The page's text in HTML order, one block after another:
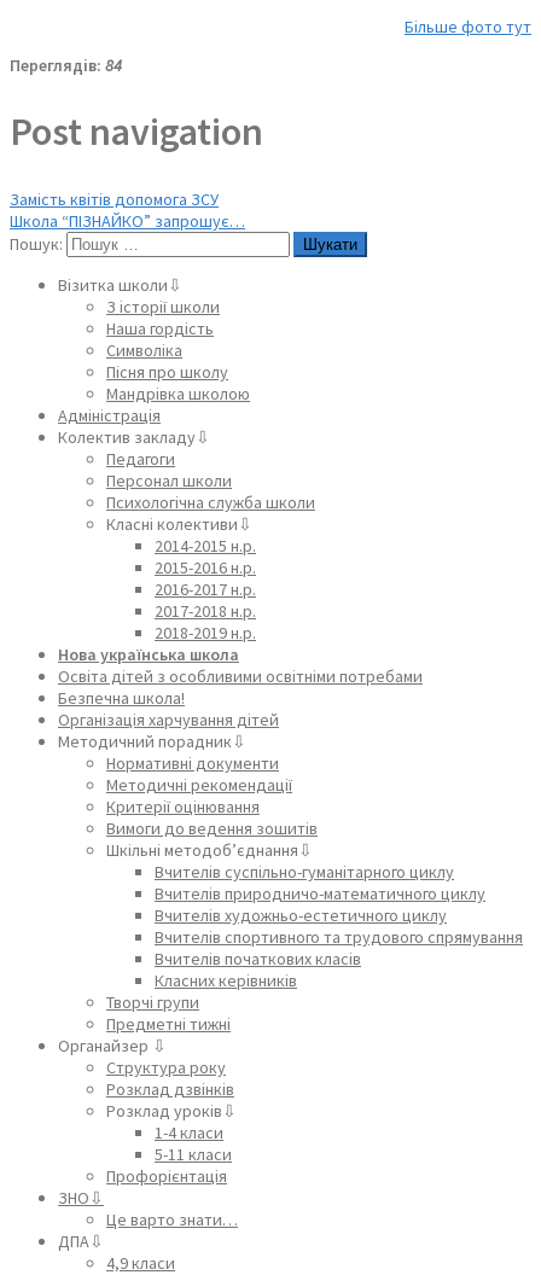
Більше фото тут
Переглядів: 84
Post navigation
Замість квітів допомога ЗСУ
Школа “ПІЗНАЙКО” запрошує…
Пошук:
Візитка школи⇩
З історії школи
Наша гордість
Символіка
Пісня про школу
Мандрівка школою
Адміністрація
Колектив закладу⇩
Педагоги
Персонал школи
Психологічна служба школи
Класні колективи⇩
2014-2015 н.р.
2015-2016 н.р.
2016-2017 н.р.
2017-2018 н.р.
2018-2019 н.р.
Нова українська школа
Освіта дітей з особливими освітніми потребами
Безпечна школа!
Організація харчування дітей
Методичний порадник⇩
Нормативні документи
Методичні рекомендації
Критерії оцінювання
Вимоги до ведення зошитів
Шкільні методоб’єднання⇩
Вчителів суспільно-гуманітарного циклу
Вчителів природничо-математичного циклу
Вчителів художньо-естетичного циклу
Вчителів спортивного та трудового спрямування
Вчителів початкових класів
Класних керівників
Творчі групи
Предметні тижні
Органайзер ⇩
Структура року
Розклад дзвінків
Розклад уроків⇩
1-4 класи
5-11 класи
Профорієнтація
ЗНО⇩
Це варто знати…
ДПА⇩
4,9 класи